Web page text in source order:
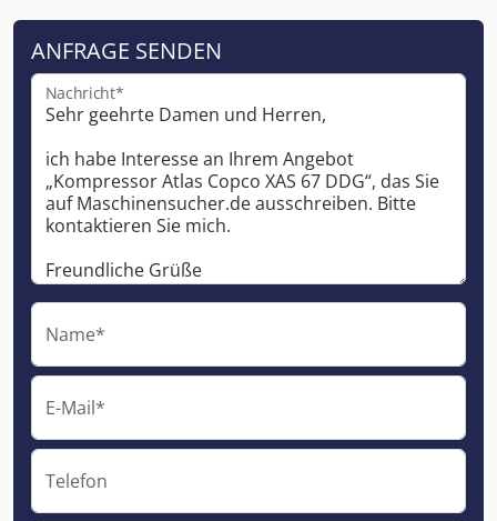
ANFRAGE SENDEN
Nachricht*
Name*
E-Mail*
Telefon